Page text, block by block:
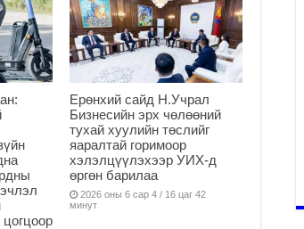
цогцоор
Ерөнхий сайд Н.Учрал
Бизнесийн эрх чөлөөний
тухай хуулийн төслийг
яаралтай горимоор
хэлэлцүүлэхээр УИХ-д
өргөн барилаа
2026 оны 6 сар 4 / 16 цаг 42
минут